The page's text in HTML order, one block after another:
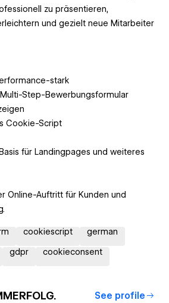
zu präsentieren,
und gezielt neue Mitarbeiter
stark
Step-Bewerbungsformular
Cookie-Script
für Landingpages und weiteres
Online-Auftritt für Kunden und
cookiescript german
gdpr cookieconsent
See profile